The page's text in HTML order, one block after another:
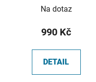
Na dotaz
990 Kč
DETAIL